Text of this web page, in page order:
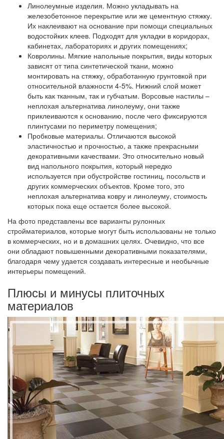
Линолеумные изделия. Можно укладывать на
железобетонное перекрытие или же цементную стяжку.
Их наклеивают на основание при помощи специальных
водостойких клеев. Подходят для укладки в коридорах,
кабинетах, лабораториях и других помещениях;
Ковролины. Мягкие напольные покрытия, виды которых
зависят от типа синтетической ткани, можно
монтировать на стяжку, обработанную грунтовкой при
относительной влажности 4-5%. Нижний слой может
быть как тканным, так и губчатым. Ворсовые настилы –
неплохая альтернатива линолеуму, они также
приклеиваются к основанию, после чего фиксируются
плинтусами по периметру помещения;
Пробковые материалы. Отличаются высокой
эластичностью и прочностью, а также прекрасными
декоративными качествами. Это относительно новый
вид напольного покрытия, который нередко
используется при обустройстве гостиниц, посольств и
других коммерческих объектов. Кроме того, это
неплохая альтернатива ковру и линолеуму, стоимость
которых пока еще остается более высокой.
На фото представлены все варианты рулонных
стройматериалов, которые могут быть использованы не только
в коммерческих, но и в домашних целях. Очевидно, что все
они обладают повышенными декоративными показателями,
благодаря чему удается создавать интересные и необычные
интерьеры помещений.
Плюсы и минусы плиточных
материалов